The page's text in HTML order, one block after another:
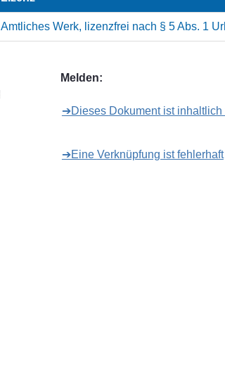
Amtliches Werk, lizenzfrei nach § 5 Abs. 1
Melden:
➔Dieses Dokument ist
➔Eine Verknüpfung ist fehlerhaft